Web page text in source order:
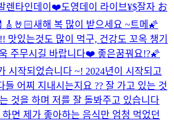
렌타인데이❤️도영데이 라이브¥$잘자 お
새해 복 많이 받으세요 ~트메🌠
맛있는것도 많이 먹구, 건강도 꼬옥 챙기
주무시길 바랍니다❤️ 좋은꿈꿔요!?🌠
시작되었습니다 ~! 2024년이 시작되고
들 어찌 지내시는지요 ?? 잘 가고 있는 것
것을 하며 저를 잘 돌봐주고 있습니다
면 제가 좋아하는 음식만 엄청 먹었던